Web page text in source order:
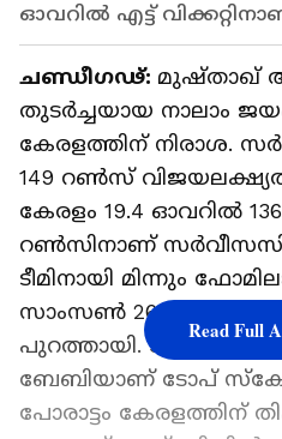
ഓവറില്‍ എട്ട്
ചണ്ഡീഗഢ്: മുഷ്‌താഖ്
തുടര്‍ച്ചയായ നാലാം
കേരളത്തിന് നിരാശ.
149 റണ്‍സ്
കേരളം 19.4 ഓവറില്‍
റണ്‍സിനാണ്
ടീമിനായി മിന്നും
സാംസണ്‍ 26 പന്തില്‍
പുറത്തായി. 36
ബേബിയാണ് ടോപ്
പോരാട്ടം കേരളത്തിന്
Read Full